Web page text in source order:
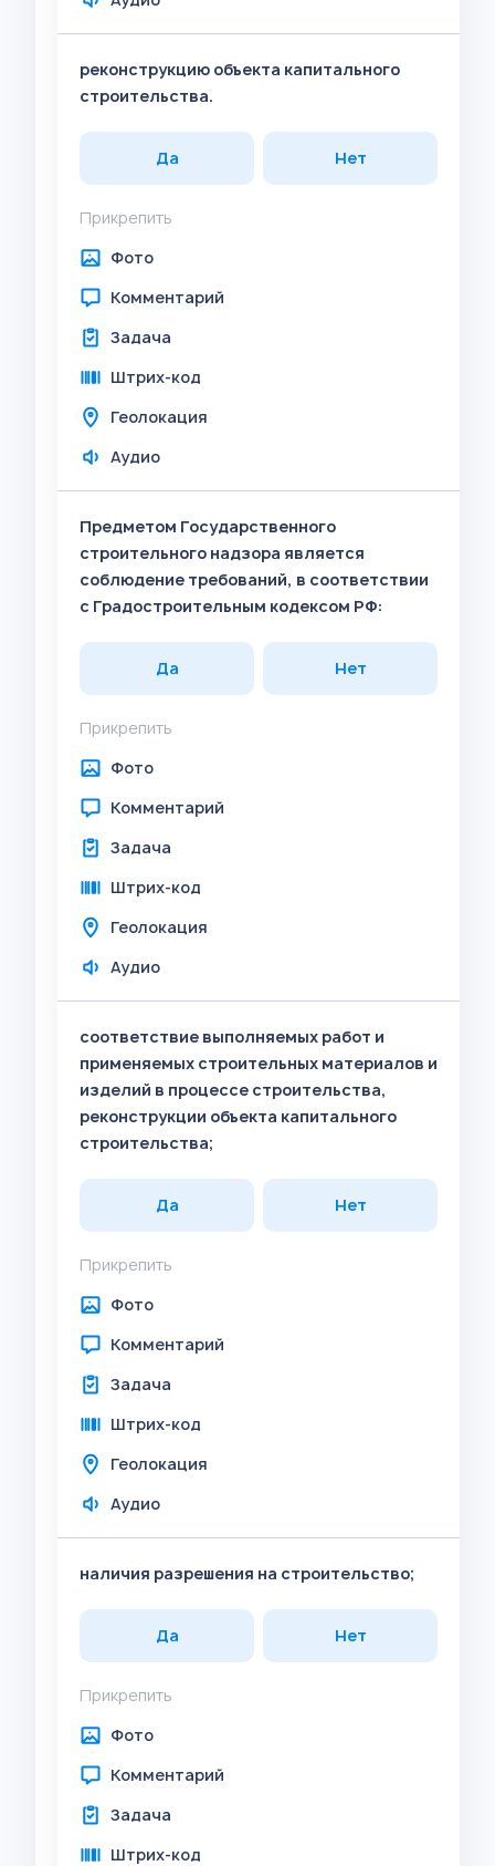
реконструкцию объекта капитального
строительства.
Да Нет
Прикрепить
Фото
Комментарий
Задача
Штрих-код
Геолокация
Аудио
Предметом Государственного
строительного надзора является
соблюдение требований, в соответствии
с Градостроительным кодексом РФ:
Да Нет
Прикрепить
Фото
Комментарий
Задача
Штрих-код
Геолокация
Аудио
соответствие выполняемых работ и
применяемых строительных материалов и
изделий в процессе строительства,
реконструкции объекта капитального
строительства;
Да Нет
Прикрепить
Фото
Комментарий
Задача
Штрих-код
Геолокация
Аудио
наличия разрешения на строительство;
Да Нет
Прикрепить
Фото
Комментарий
Задача
Штрих-код